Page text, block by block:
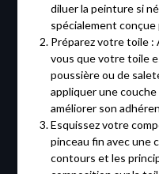
diluer la peinture si
spécialement conçue
Préparez votre toile :
vous que votre toile
poussière ou de
appliquer une
améliorer son
Esquissez votre
pinceau fin avec une
contours et les